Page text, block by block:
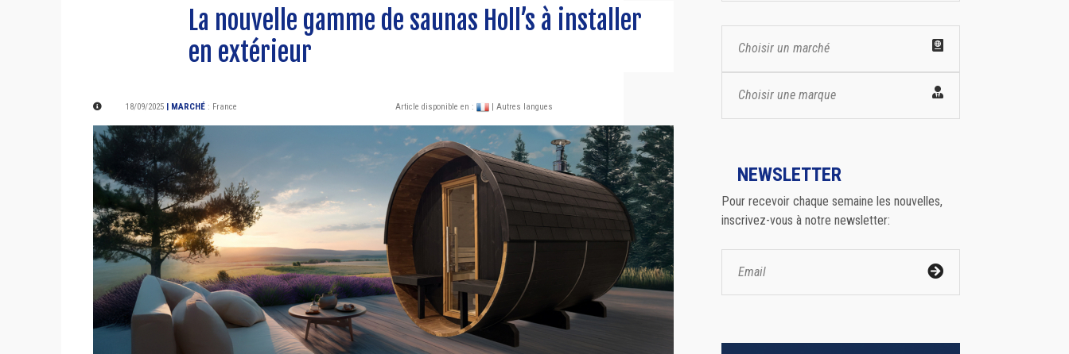
La nouvelle gamme de saunas Holl’s à installer
en extérieur
18/09/2025 | MARCHÉ : France Article disponible en : | Autres langues
Choisir un marché
Choisir une marque
NEWSLETTER
Pour recevoir chaque semaine les nouvelles,
inscrivez-vous à notre newsletter: